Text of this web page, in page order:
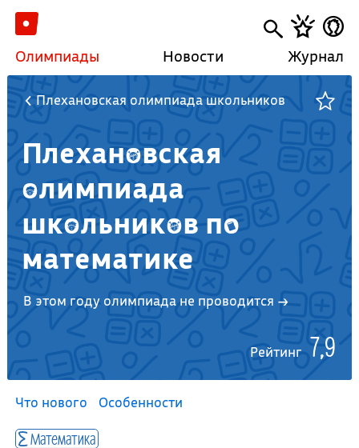
Олимпиады Новости Журнал
Плехановская олимпиада школьников
Плехановская
олимпиада
школьников по
математике
В этом году олимпиада не проводится →
Рейтинг 7,9
Что нового Особенности
Математика